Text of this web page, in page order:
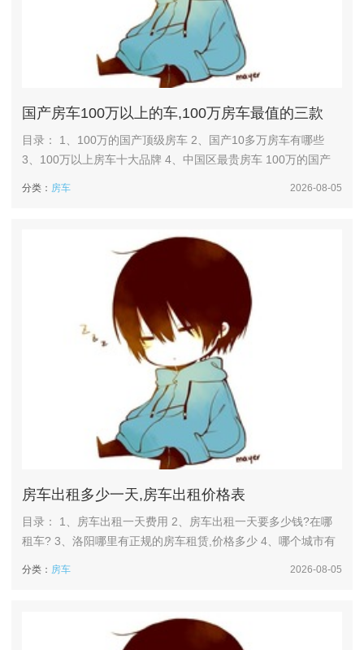
国产房车100万以上的车,100万房车最值的三款
目录： 1、100万的国产顶级房车 2、国产10多万房车有哪些
3、100万以上房车十大品牌 4、中国区最贵房车 100万的国产
的组合，最大功率132kW，扭矩...
分类： 房车 2026-08-05
房车出租多少一天,房车出租价格表
目录： 1、房车出租一天费用 2、房车出租一天要多少钱?在哪
租车? 3、洛阳哪里有正规的房车租赁,价格多少 4、哪个城市有
型的内部空间及配置通常更为宽敞和...
分类： 房车 2026-08-05